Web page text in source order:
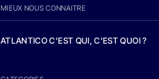
MIEUX NOUS CONNAITRE
ATLANTICO C'EST QUI, C'EST QUOI ?